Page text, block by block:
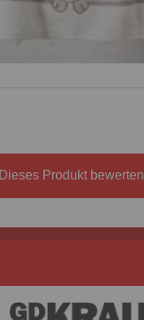
Dieses Produkt bewerten